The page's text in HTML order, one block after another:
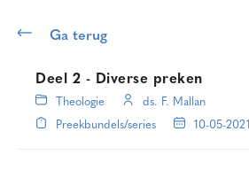
Ga terug
Deel 2 - Diverse preken
Theologie
ds. F. Mallan
Preekbundels/series
10-05-2021